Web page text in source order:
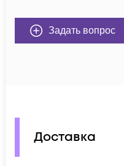
Задать вопрос
Доставка